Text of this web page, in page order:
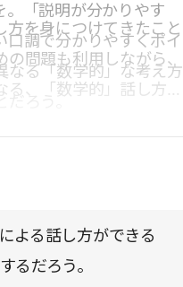
。「説明が分かりやす
口調で分かりやすくポイ
なる「数学的」な考え方
方を身につけてきたこと
問題も利用しながら、
る、「数学的」話し方を
よる話し方ができる
るだろう。